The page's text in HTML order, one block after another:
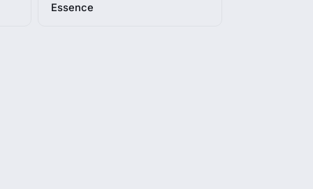
Essence